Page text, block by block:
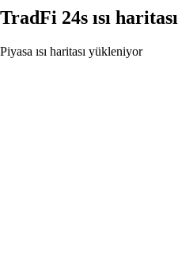
TradFi 24s ısı haritası
Piyasa ısı haritası yükleniyor